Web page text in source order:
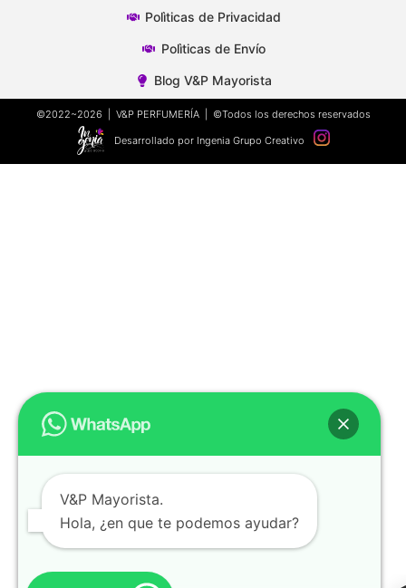
Polìticas de Privacidad
Polìticas de Envío
Blog V&P Mayorista
©2022~2026 | V&P PERFUMERÍA | ©Todos los derechos reservados
Desarrollado por Ingenia Grupo Creativo
V&P Mayorista.
Hola, ¿en que te podemos ayudar?